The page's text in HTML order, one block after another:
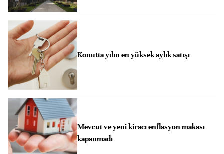
Konutta yılın en yüksek aylık satışı
Mevcut ve yeni kiracı enflasyon makası
kapanmadı